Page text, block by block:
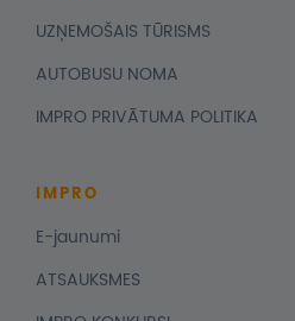
UZŅEMOŠAIS TŪRISMS
AUTOBUSU NOMA
IMPRO PRIVĀTUMA POLITIKA
IMPRO
E-jaunumi
ATSAUKSMES